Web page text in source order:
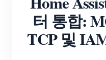
삼상 Wi-Fi 에너
WiFi 전력 컨트
터 통합:
TCP 및